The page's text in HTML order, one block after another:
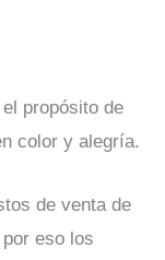
propósito de
color y alegría.
de venta de
eso los